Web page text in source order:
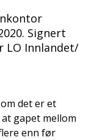
Signert
LO Innlandet/
det er et
gapet mellom
enn før